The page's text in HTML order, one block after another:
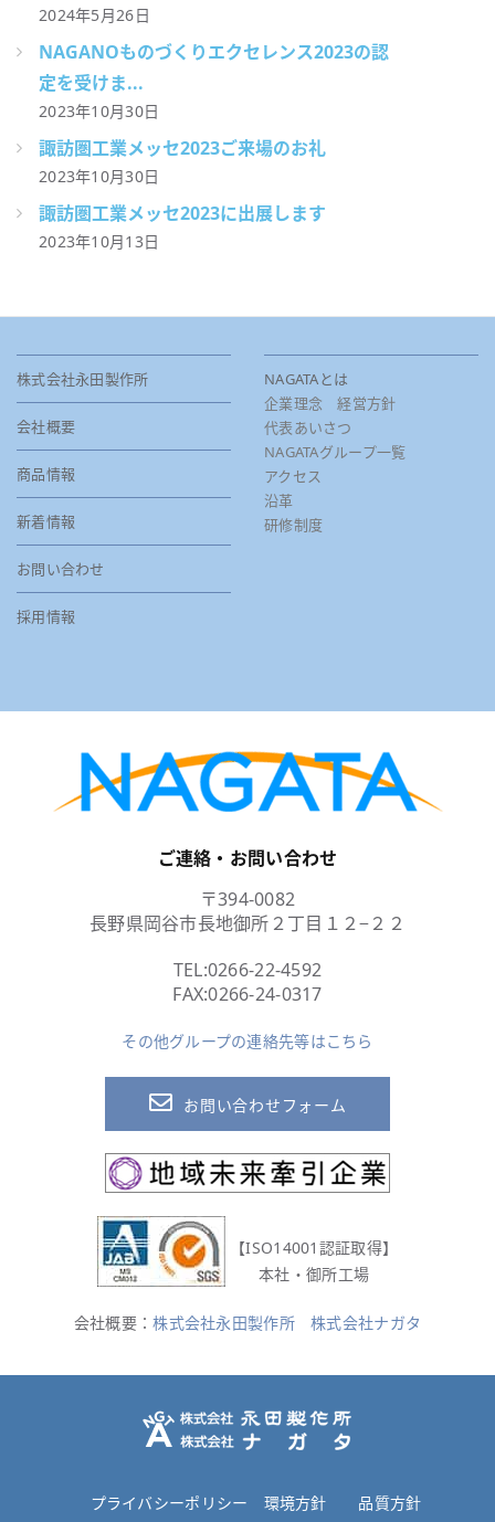
2024年5月26日
NAGANOものづくりエクセレンス2023の認
定を受けま...
2023年10月30日
諏訪圏工業メッセ2023ご来場のお礼
2023年10月30日
諏訪圏工業メッセ2023に出展します
2023年10月13日
株式会社永田製作所
会社概要
商品情報
新着情報
お問い合わせ
採用情報
NAGATAとは
企業理念 経営方針
代表あいさつ
NAGATAグループ一覧
アクセス
沿革
研修制度
ご連絡・お問い合わせ
〒394-0082
長野県岡谷市長地御所２丁目１２−２２
TEL:0266-22-4592
FAX:0266-24-0317
その他グループの連絡先等はこちら
お問い合わせフォーム
【ISO14001認証取得】
本社・御所工場
会社概要：株式会社永田製作所 株式会社ナガタ
プライバシーポリシー 環境方針 品質方針